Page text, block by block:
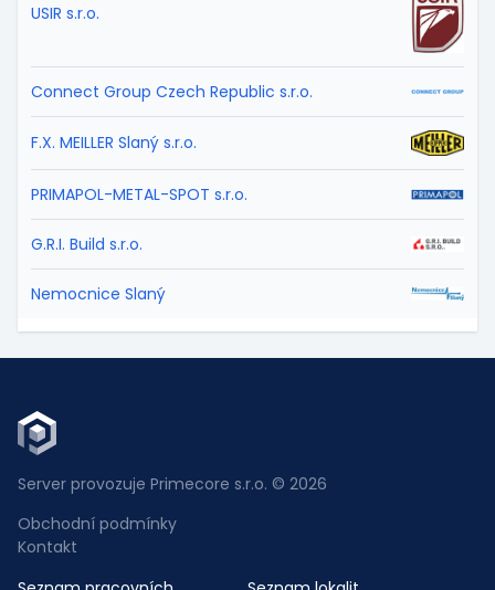
USIR s.r.o.
Connect Group Czech Republic s.r.o.
F.X. MEILLER Slaný s.r.o.
PRIMAPOL-METAL-SPOT s.r.o.
G.R.I. Build s.r.o.
Nemocnice Slaný
Server provozuje Primecore s.r.o. © 2026
Obchodní podmínky
Kontakt